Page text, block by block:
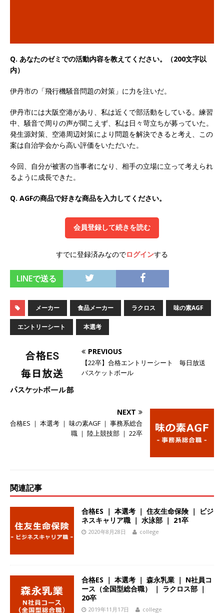
体育会積極採用企業
参加者は書類選考・一次面接免除 】 M&A総研の
グループ企業 ｜ 日本トップレベルの企業へ幅広
いコンサルを行う ｜ スタートアップの成長性×
大手グループとしての安定性バツグン ｜ 年収
業
理不問 ｜ 世界中のシェア約80％・国内シェア
部品製造メーカー ｜ 賞与前年度実績6.5ヵ月・平
用企業
[ 2026年5月14日 ]
格!! 】 需要が伸び続ける安定したリフォーム業界
の専門商社 ｜ 大手メーカーとも取引多数!! ｜ 30
[ 2026年5月14日 ]
【 28卒 】 NTTドコモグルー
プと電通グループの傘下 ｜ 初任給40万 ｜ 人よ
[ 2026年5月14日 ] 【 28卒 ｜ 体験型インターン
シップ 】スタンダード上場 ｜ 業界No.1 企業医
る ｜ 土日祝休み ｜ 年間休日124日 ｜ ギミック
体育会積極採用企業
Q. あなたのゼミでの活動内容を教えてください。（200文字以
内）
伊丹市の「飛行機騒音問題の対策」に力を注いだ。
伊丹市には大阪空港があり、私は近くで部活動をしている。練習
中、騒音で周りの声が聞こえず、私は日々苛立ちが募っていた。
発生源対策、空港周辺対策により問題を解決できると考え、この
案は自治学会から高い評価をいただいた。
今回、自分が被害の当事者になり、相手の立場に立って考えられ
るように成長できた。
Q. AGFの商品で好きな商品を入力してください。
会員登録して続きを読む
すでに登録済みなのでログインする
LINEで送る
メーカー 食品メーカー ラクロス 味の素AGF
エントリーシート 本選考
PREVIOUS
【22卒】合格エントリーシート 毎日放送
バスケットボール
NEXT
合格ES ｜ 本選考 ｜ 味の素AGF ｜ 事務系総合
職 ｜ 陸上競技部 ｜ 22卒
関連記事
合格ES ｜ 本選考 ｜ 住友生命保険 ｜ ビジ
ネスキャリア職 ｜ 水泳部 ｜ 21卒
2020年8月28日 college
合格ES ｜ 本選考 ｜ 森永乳業 ｜ N社員コ
ース（全国型総合職） ｜ ラクロス部 ｜
20卒
2019年11月17日 college